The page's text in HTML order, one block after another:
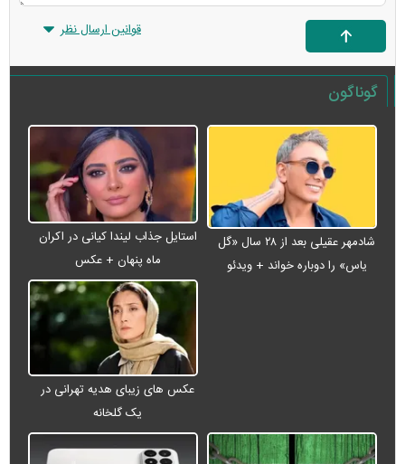
قوانین ارسال نظر
گوناگون
شادمهر عقیلی بعد از ۲۸ سال «گل
یاس» را دوباره خواند + ویدئو
استایل جذاب لیندا کیانی در اکران
ماه پنهان + عکس
عکس های زیبای هدیه تهرانی در
یک گلخانه